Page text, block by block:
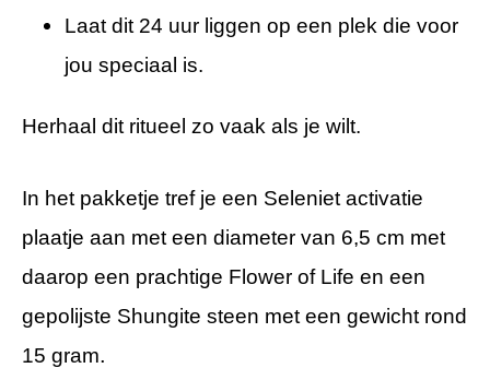
Laat dit 24 uur liggen op een plek die voor
jou speciaal is.
Herhaal dit ritueel zo vaak als je wilt.
In het pakketje tref je een Seleniet activatie
plaatje aan met een diameter van 6,5 cm met
daarop een prachtige Flower of Life en een
gepolijste Shungite steen met een gewicht rond
15 gram.